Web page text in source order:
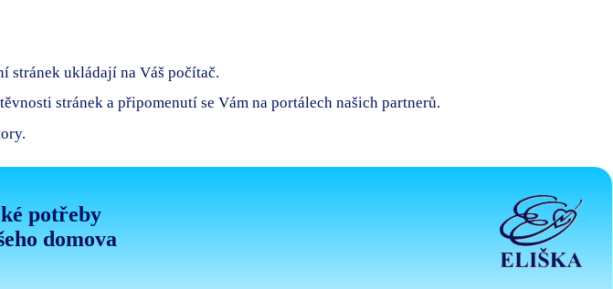
stránek ukládají na Váš počítač.
stránek a připomenutí se Vám na portálech našich partnerů.
potřeby
domova